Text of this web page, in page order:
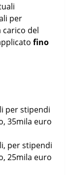
per
carico del
fino
per stipendi
35mila euro
per stipendi
25mila euro